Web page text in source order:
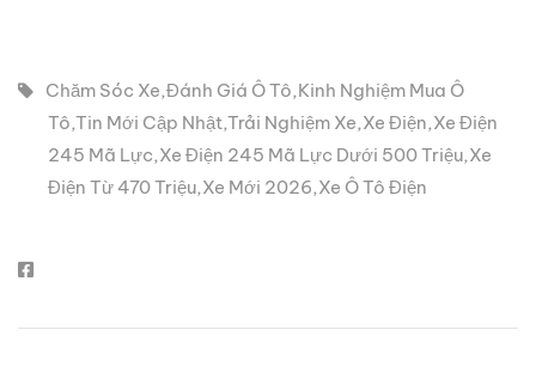
Chăm Sóc Xe,Đánh Giá Ô Tô,Kinh Nghiệm Mua Ô
Tô,Tin Mới Cập Nhật,Trải Nghiệm Xe,Xe Điện,Xe Điện
245 Mã Lực,Xe Điện 245 Mã Lực Dưới 500 Triệu,Xe
Điện Từ 470 Triệu,Xe Mới 2026,Xe Ô Tô Điện